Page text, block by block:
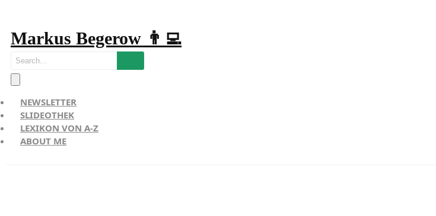
Markus Begerow 👨‍💻
NEWSLETTER
SLIDEOTHEK
LEXIKON VON A-Z
ABOUT ME